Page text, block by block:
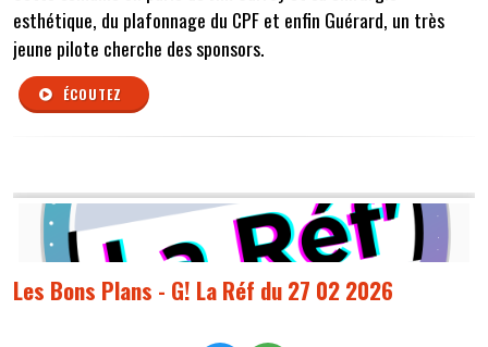
esthétique, du plafonnage du CPF et enfin Guérard, un très
jeune pilote cherche des sponsors.
ÉCOUTEZ
Les Bons Plans - G! La Réf du 27 02 2026